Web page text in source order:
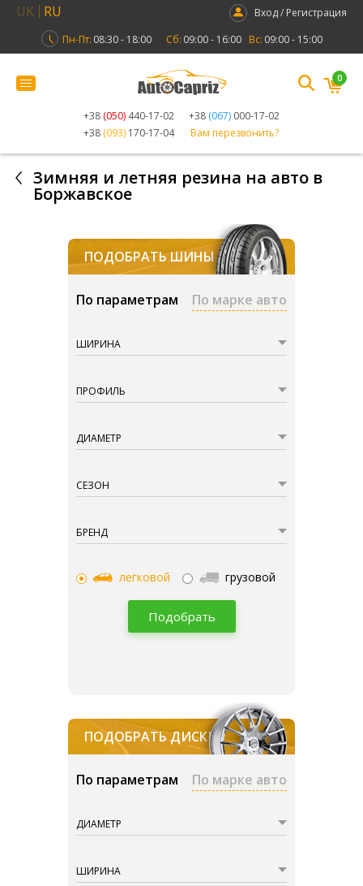
UK RU
Вход / Регистрация
Пн-Пт: 08:30 - 18:00 Сб: 09:00 - 16:00 Вс: 09:00 - 15:00
+38 (050) 440-17-02 +38 (067) 000-17-02
+38 (093) 170-17-04 Вам перезвонить?
0
Зимняя и летняя резина на авто в
Боржавское
ПОДОБРАТЬ ШИНЫ
По параметрам По марке авто
ШИРИНА
ПРОФИЛЬ
ДИАМЕТР
СЕЗОН
БРЕНД
легковой грузовой
Подобрать
ПОДОБРАТЬ ДИСКИ
По параметрам По марке авто
ДИАМЕТР
ШИРИНА